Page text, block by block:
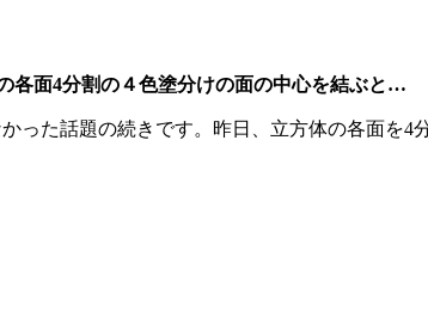
各面4分割の４色塗分けの面の中心を結ぶと…
った話題の続きです。昨日、立方体の各面を4